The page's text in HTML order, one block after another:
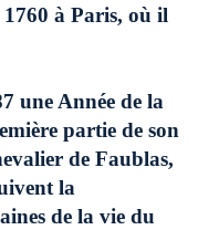
à Paris, où il
une Année de la
partie de son
de Faublas,
la
de la vie du